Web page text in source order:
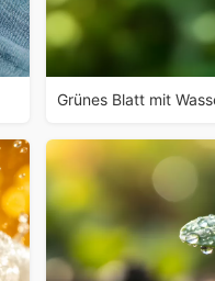
Grünes Blatt mit